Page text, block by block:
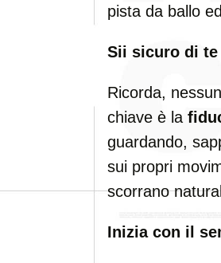
pista da ballo
Sii sicuro di te
Ricorda,
chiave è la
guardando,
sui propri
scorrano
Inizia con il